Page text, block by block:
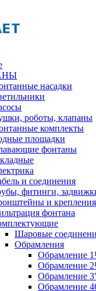
насадки
роботы, клапаны
комплекты
площадки
фонтаны
и соединения
фитинги,
и крепления
фонтана
Шаровые
Обрамления
Обрамление
Обрамление
Обрамление
Обрамление